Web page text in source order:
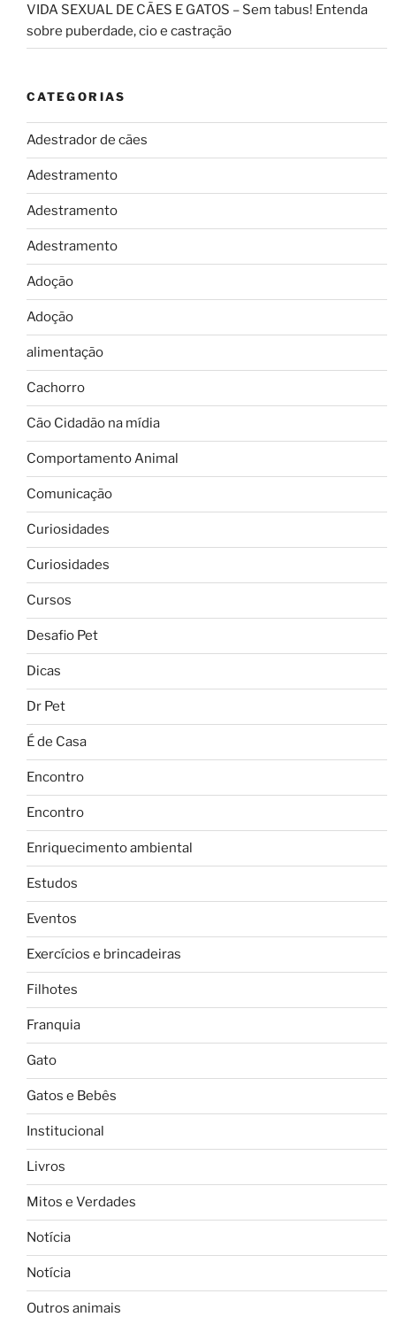
VIDA SEXUAL DE CÃES E GATOS – Sem tabus! Entenda
sobre puberdade, cio e castração
CATEGORIAS
Adestrador de cães
Adestramento
Adestramento
Adestramento
Adoção
Adoção
alimentação
Cachorro
Cão Cidadão na mídia
Comportamento Animal
Comunicação
Curiosidades
Curiosidades
Cursos
Desafio Pet
Dicas
Dr Pet
É de Casa
Encontro
Encontro
Enriquecimento ambiental
Estudos
Eventos
Exercícios e brincadeiras
Filhotes
Franquia
Gato
Gatos e Bebês
Institucional
Livros
Mitos e Verdades
Notícia
Notícia
Outros animais